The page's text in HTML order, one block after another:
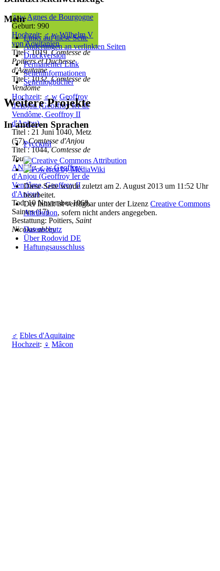
♀ w Agnes de Bourgogne
Geburt: 990
Hochzeit: ♂ w Wilhelm V
von Aquitanien
Titel : 1019,Comtesse de
Poitiers et Duchesse
d'Aquitaine
Titel : 1032,Comtesse de
Vendôme
Hochzeit: ♂ w Geoffroy
d'Anjou (Geoffroy Ier de
Vendôme, Geoffroy II
d'Anjou)
Titel : 21 Juni 1040, Metz
(57),Comtesse d'Anjou
Titel : 1044,Comtesse de
Tours
ANUL:♂ w Geoffroy
d'Anjou (Geoffroy Ier de
Vendôme, Geoffroy II
d'Anjou)
Tod: 10 November 1068,
Saintes (17)
Bestattung: Poitiers, Saint
Nicolas abbey
♂ Ebles d'Aquitaine
Hochzeit: ♀ Mâcon
Mehr
Links auf diese Seite
Änderungen an verlinkten Seiten
Druckversion
Permanenter Link
Seiten­­informationen
Seitenlogbücher
Weitere Projekte
In anderen Sprachen
Русский
Diese Seite wurde zuletzt am 2. August 2013 um 11:52 Uhr
bearbeitet.
Der Inhalt ist verfügbar unter der Lizenz Creative Commons
Attribution, sofern nicht anders angegeben.
Datenschutz
Über Rodovid DE
Haftungsausschluss